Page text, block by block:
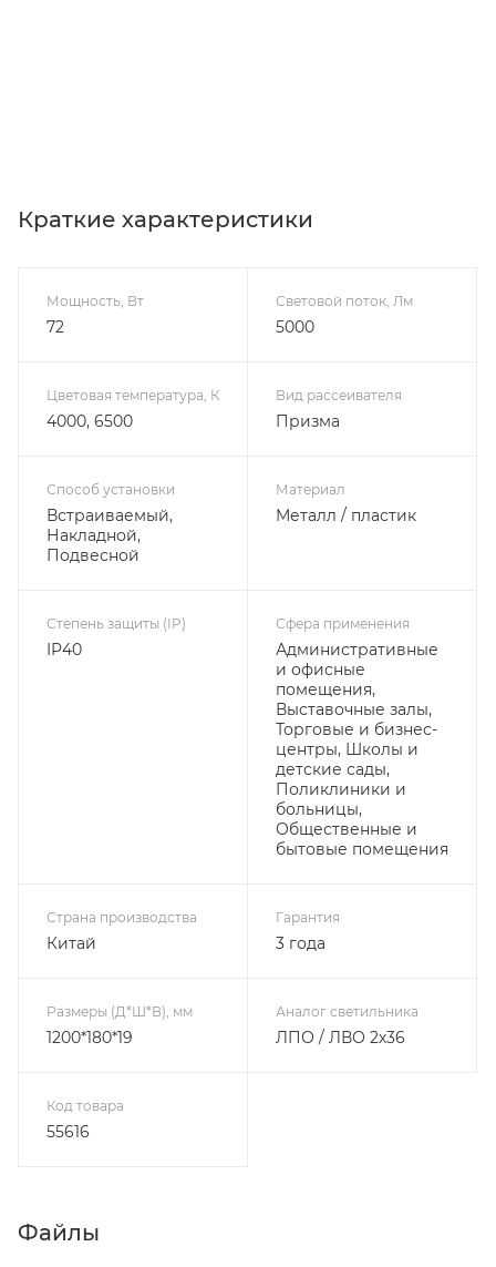
Краткие характеристики
Мощность, Вт
72
Световой поток, Лм
5000
Цветовая температура, К
4000, 6500
Вид рассеивателя
Призма
Способ установки
Встраиваемый,
Накладной,
Подвесной
Материал
Металл / пластик
Степень защиты (IP)
IP40
Сфера применения
Административные
и офисные
помещения,
Выставочные залы,
Торговые и бизнес-
центры, Школы и
детские сады,
Поликлиники и
больницы,
Общественные и
бытовые помещения
Страна производства
Китай
Гарантия
3 года
Размеры (Д*Ш*В), мм
1200*180*19
Аналог светильника
ЛПО / ЛВО 2х36
Код товара
55616
Файлы